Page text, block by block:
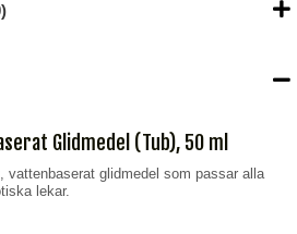
Glidmedel (Tub), 50 ml
vattenbaserat glidmedel som passar alla
lekar.